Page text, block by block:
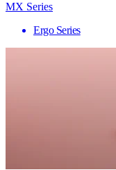
MX Series
Ergo Series